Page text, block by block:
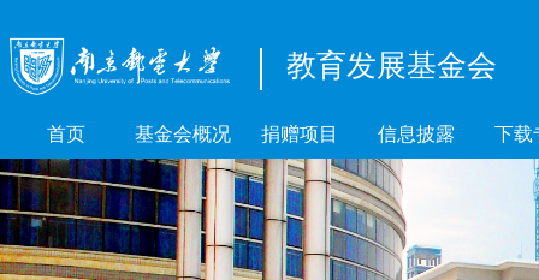
教育发展基金会
首页 基金会概况 捐赠项目 信息披露 下载